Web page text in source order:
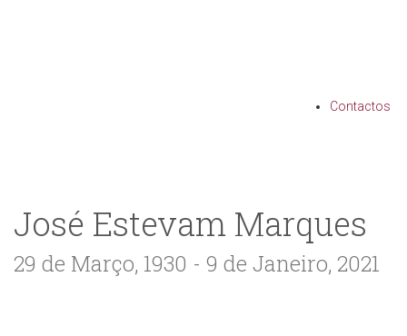
Contactos
José Estevam Marques
29 de Março, 1930 - 9 de Janeiro, 2021